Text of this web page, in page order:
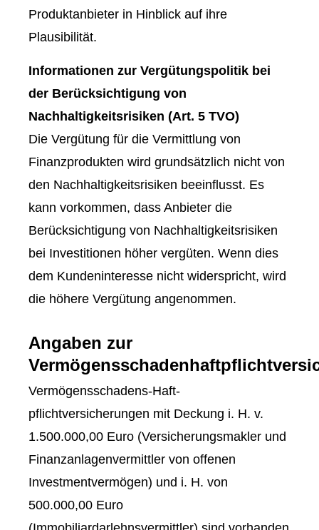
Produktanbieter in Hinblick auf ihre
Plausibilität.
Informationen zur Vergütungspolitik bei
der Berücksichtigung von
Nachhaltigkeitsrisiken (Art. 5 TVO)
Die Vergütung für die Vermittlung von
Finanzprodukten wird grundsätzlich nicht von
den Nachhaltigkeitsrisiken beeinflusst. Es
kann vorkommen, dass Anbieter die
Berücksichtigung von Nachhaltigkeitsrisiken
bei Investitionen höher vergüten. Wenn dies
dem Kundeninteresse nicht widerspricht, wird
die höhere Vergütung angenommen.
Angaben zur
Vermögensschadens-Haft­
pflichtversicherungen mit Deckung i. H. v.
1.500.000,00 Euro (Ver­sicherungs­makler und
Finanzanlagenvermittler von offenen
Investmentvermögen) und i. H. von
500.000,00 Euro